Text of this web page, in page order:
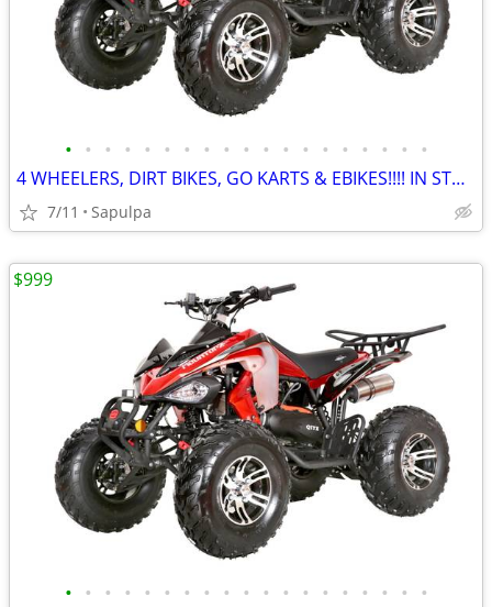
• • • • • • • • • • • • • • • • • • •
4 WHEELERS, DIRT BIKES, GO KARTS & EBIKES!!!! IN STOCK NOW!!!
7/11 Sapulpa
• • • • • • • • • • • • • • • • • • •
$999